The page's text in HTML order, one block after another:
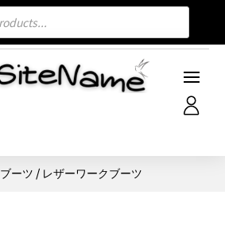
ブーツ / レザーワークブーツ